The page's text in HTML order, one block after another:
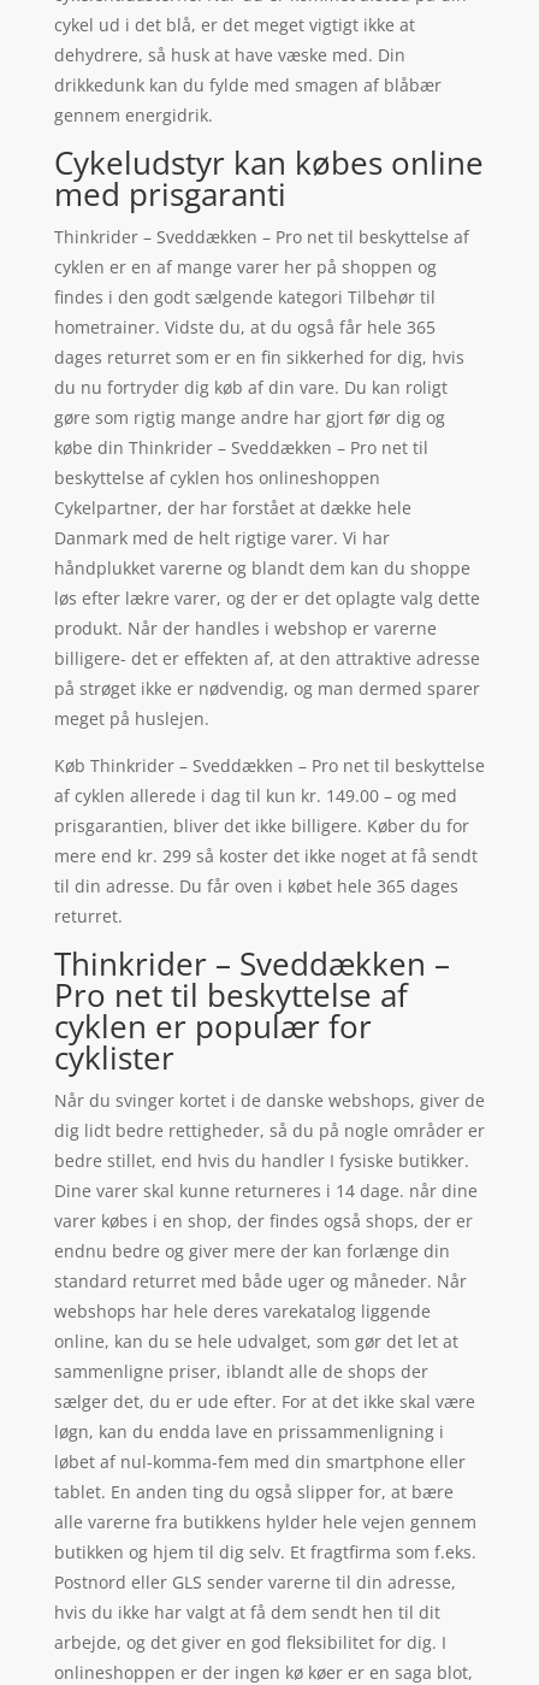
cykel ud i det blå, er det meget vigtigt ikke at
dehydrere, så husk at have væske med. Din
drikkedunk kan du fylde med smagen af blåbær
gennem energidrik.
Cykeludstyr kan købes online
med prisgaranti
Thinkrider – Sveddækken – Pro net til beskyttelse af
cyklen er en af mange varer her på shoppen og
findes i den godt sælgende kategori Tilbehør til
hometrainer. Vidste du, at du også får hele 365
dages returret som er en fin sikkerhed for dig, hvis
du nu fortryder dig køb af din vare. Du kan roligt
gøre som rigtig mange andre har gjort før dig og
købe din Thinkrider – Sveddækken – Pro net til
beskyttelse af cyklen hos onlineshoppen
Cykelpartner, der har forstået at dække hele
Danmark med de helt rigtige varer. Vi har
håndplukket varerne og blandt dem kan du shoppe
løs efter lækre varer, og der er det oplagte valg dette
produkt. Når der handles i webshop er varerne
billigere- det er effekten af, at den attraktive adresse
på strøget ikke er nødvendig, og man dermed sparer
meget på huslejen.
Køb Thinkrider – Sveddækken – Pro net til beskyttelse
af cyklen allerede i dag til kun kr. 149.00 – og med
prisgarantien, bliver det ikke billigere. Køber du for
mere end kr. 299 så koster det ikke noget at få sendt
til din adresse. Du får oven i købet hele 365 dages
returret.
Thinkrider – Sveddækken –
Pro net til beskyttelse af
cyklen er populær for
cyklister
Når du svinger kortet i de danske webshops, giver de
dig lidt bedre rettigheder, så du på nogle områder er
bedre stillet, end hvis du handler I fysiske butikker.
Dine varer skal kunne returneres i 14 dage. når dine
varer købes i en shop, der findes også shops, der er
endnu bedre og giver mere der kan forlænge din
standard returret med både uger og måneder. Når
webshops har hele deres varekatalog liggende
online, kan du se hele udvalget, som gør det let at
sammenligne priser, iblandt alle de shops der
sælger det, du er ude efter. For at det ikke skal være
løgn, kan du endda lave en prissammenligning i
løbet af nul-komma-fem med din smartphone eller
tablet. En anden ting du også slipper for, at bære
alle varerne fra butikkens hylder hele vejen gennem
butikken og hjem til dig selv. Et fragtfirma som f.eks.
Postnord eller GLS sender varerne til din adresse,
hvis du ikke har valgt at få dem sendt hen til dit
arbejde, og det giver en god fleksibilitet for dig. I
onlineshoppen er der ingen kø køer er en saga blot,